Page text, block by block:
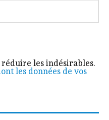
les indésirables.
les données de vos